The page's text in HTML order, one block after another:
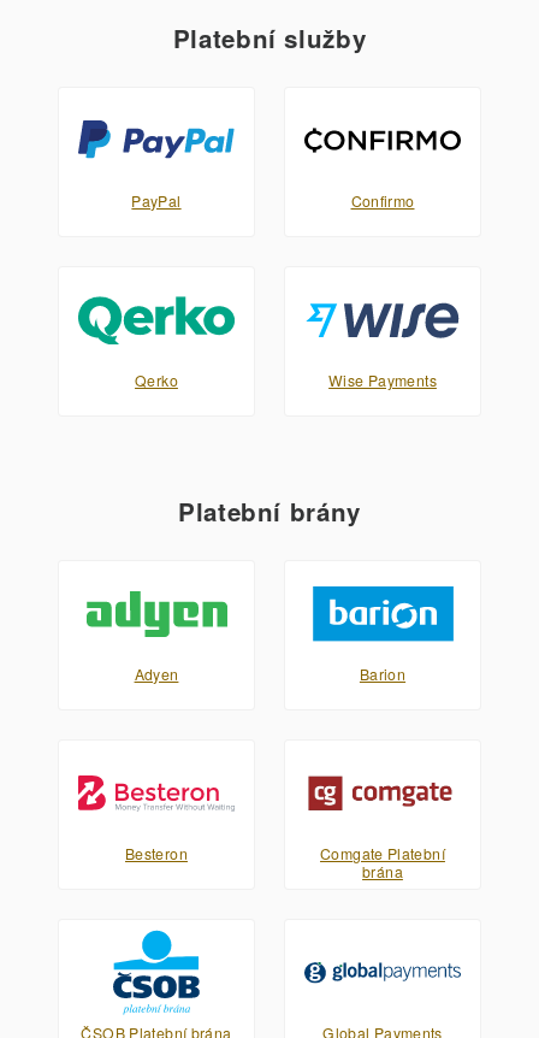
Platební služby
PayPal Confirmo
Qerko Wise Payments
Platební brány
Adyen Barion
Besteron
Comgate Platební
brána
ČSOB Platební brána Global Payments